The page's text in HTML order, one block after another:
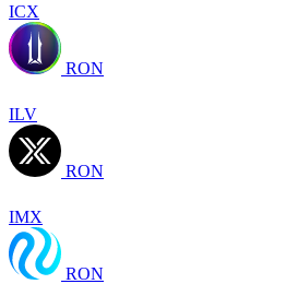
ICX
RON
ILV
RON
IMX
RON